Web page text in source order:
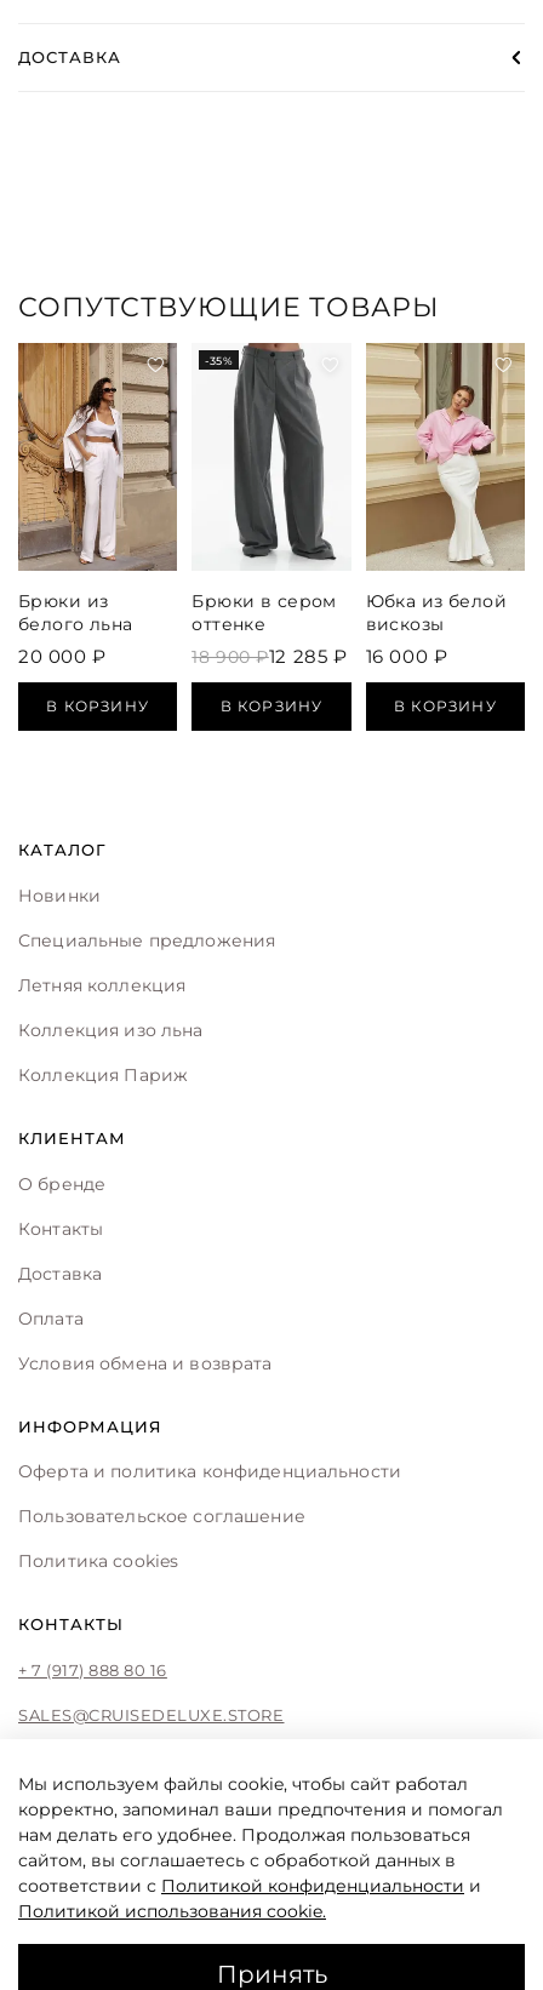
ДОСТАВКА
СОПУТСТВУЮЩИЕ ТОВАРЫ
Брюки из
белого льна
20 000 ₽
В КОРЗИНУ
-35%
Брюки в сером
оттенке
18 900 ₽12 285 ₽
В КОРЗИНУ
Юбка из белой
вискозы
16 000 ₽
В КОРЗИНУ
КАТАЛОГ
Новинки
Специальные предложения
Летняя коллекция
Коллекция изо льна
Коллекция Париж
КЛИЕНТАМ
О бренде
Контакты
Доставка
Оплата
Условия обмена и возврата
ИНФОРМАЦИЯ
Оферта и политика конфиденциальности
Пользовательское соглашение
Политика cookies
КОНТАКТЫ
+ 7 (917) 888 80 16
SALES@CRUISEDELUXE.STORE
CRUISE DE LUXE
Cruise De Luxe online store by Liliya Fattakhova
Мы используем файлы cookie, чтобы сайт работал
корректно, запоминал ваши предпочтения и помогал
нам делать его удобнее. Продолжая пользоваться
сайтом, вы соглашаетесь с обработкой данных в
соответствии с Политикой конфиденциальности и
Политикой использования cookie.
Принять